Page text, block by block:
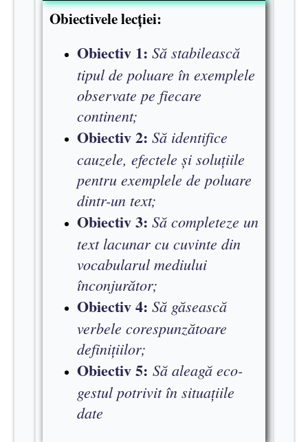
Obiectivele lecției:
Obiectiv 1: Să stabilească
tipul de poluare în exemplele
observate pe fiecare
continent;
Obiectiv 2: Să identifice
cauzele, efectele și soluțiile
pentru exemplele de poluare
dintr-un text;
Obiectiv 3: Să completeze un
text lacunar cu cuvinte din
vocabularul mediului
înconjurător;
Obiectiv 4: Să găsească
verbele corespunzătoare
definițiilor;
Obiectiv 5: Să aleagă eco-
gestul potrivit în situațiile
date